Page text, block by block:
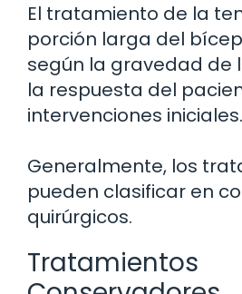
El tratamiento de la
porción larga del
según la gravedad de
la respuesta del
intervenciones iniciales.
Generalmente, los
pueden clasificar en
quirúrgicos.
Tratamientos